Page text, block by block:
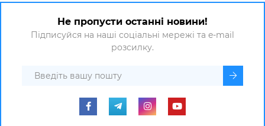
Не пропусти останні новини!
Підписуйся на наші соціальні мережі та e-mail
розсилку.